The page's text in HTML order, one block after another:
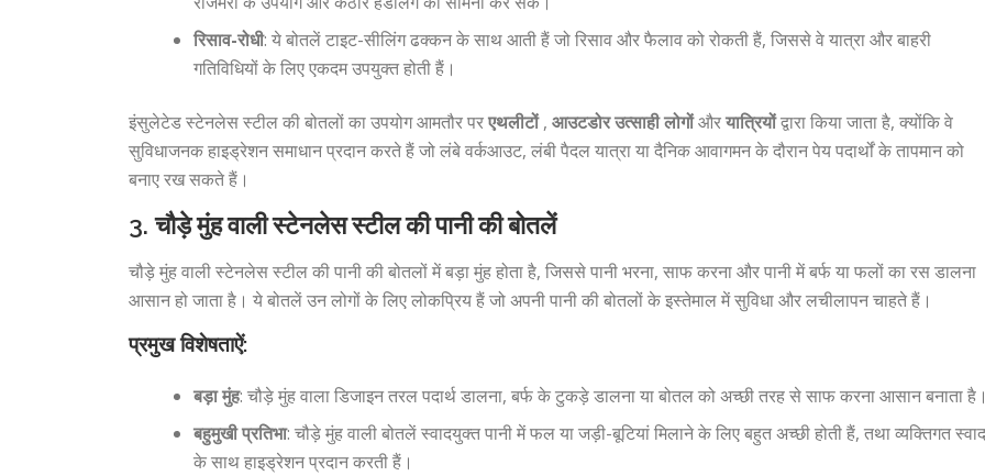
रिसाव-रोधी: ये बोतलें टाइट-सीलिंग ढक्कन के साथ आती हैं जो रिसाव और फैलाव को रोकती हैं, जिससे वे यात्रा और बाहरी
गतिविधियों के लिए एकदम उपयुक्त होती हैं।
इंसुलेटेड स्टेनलेस स्टील की बोतलों का उपयोग आमतौर परएथलीटों, आउटडोर उत्साही लोगोंऔरयात्रियोंद्वारा किया जाता है, क्योंकि वे
सुविधाजनक हाइड्रेशन समाधान प्रदान करते हैं जो लंबे वर्कआउट, लंबी पैदल यात्रा या दैनिक आवागमन के दौरान पेय पदार्थों के तापमान को
बनाए रख सकते हैं।
3.चौड़े मुंह वाली स्टेनलेस स्टील की पानी की बोतलें
चौड़े मुंह वाली स्टेनलेस स्टील की पानी की बोतलों में बड़ा मुंह होता है, जिससे पानी भरना, साफ करना और पानी में बर्फ या फलों का रस डालना
आसान हो जाता है। ये बोतलें उन लोगों के लिए लोकप्रिय हैं जो अपनी पानी की बोतलों के इस्तेमाल में सुविधा और लचीलापन चाहते हैं।
प्रमुख विशेषताऐं:
बड़ा मुंह: चौड़े मुंह वाला डिजाइन तरल पदार्थ डालना, बर्फ के टुकड़े डालना या बोतल को अच्छी तरह से साफ करना आसान बनाता
बहुमुखी प्रतिभा: चौड़े मुंह वाली बोतलें स्वादयुक्त पानी में फल या जड़ी-बूटियां मिलाने के लिए बहुत अच्छी होती हैं, तथा व्यक्तिगत
के साथ हाइड्रेशन प्रदान करती हैं।